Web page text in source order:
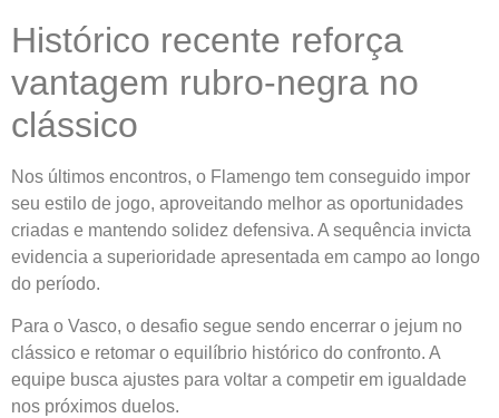
Histórico recente reforça
vantagem rubro-negra no
clássico
Nos últimos encontros, o Flamengo tem conseguido impor
seu estilo de jogo, aproveitando melhor as oportunidades
criadas e mantendo solidez defensiva. A sequência invicta
evidencia a superioridade apresentada em campo ao longo
do período.
Para o Vasco, o desafio segue sendo encerrar o jejum no
clássico e retomar o equilíbrio histórico do confronto. A
equipe busca ajustes para voltar a competir em igualdade
nos próximos duelos.